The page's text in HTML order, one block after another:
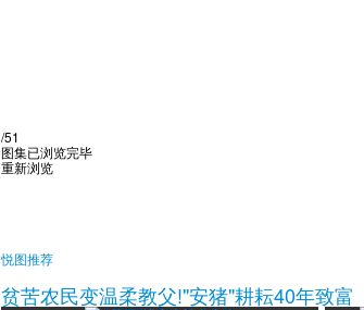
/51
图集已浏览完毕
重新浏览
悦图推荐
贫苦农民变温柔教父!"安猪"耕耘40年致富